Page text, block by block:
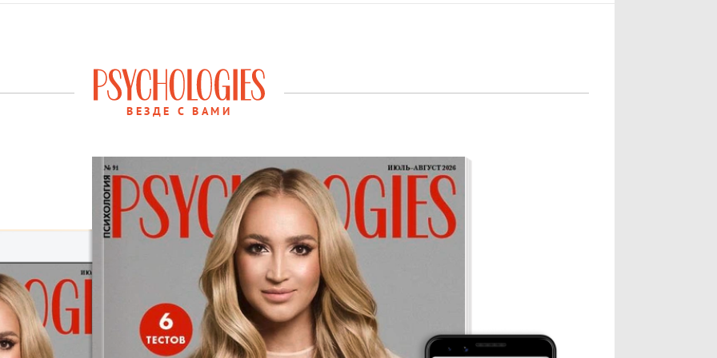
ВЕЗДЕ С ВАМИ